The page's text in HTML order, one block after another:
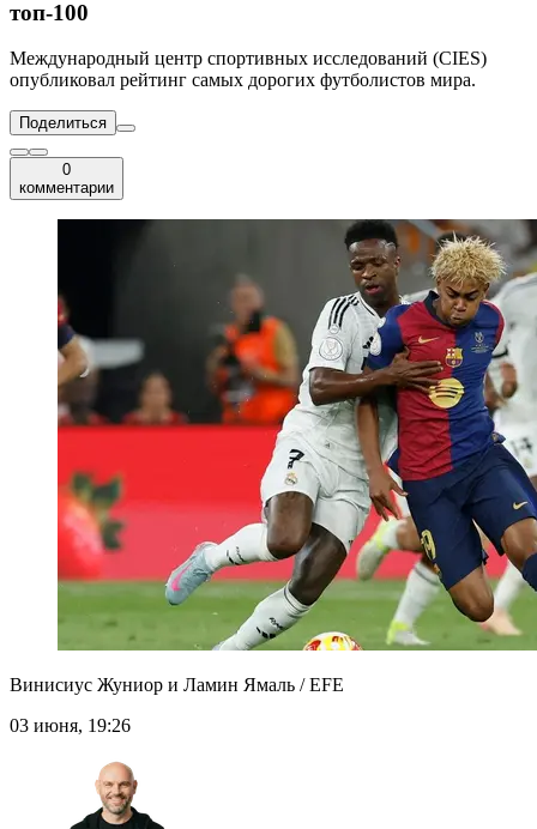
топ-100
Международный центр спортивных исследований (CIES)
опубликовал рейтинг самых дорогих футболистов мира.
Поделиться
0
комментарии
Винисиус Жуниор и Ламин Ямаль / EFE
03 июня, 19:26